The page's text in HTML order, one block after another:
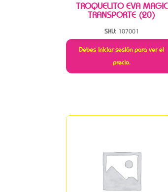
TROQUELITO EVA MAGIC
TRANSPORTE (20)
SKU: 107001
Debes iniciar sesión para ver el
precio.